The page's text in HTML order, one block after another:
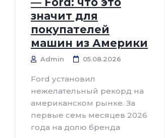
значит для
покупателей
машин из Америки
Admin 05.08.2026
Ford установил
нежелательный рекорд на
американском рынке. За
первые семь месяцев 2026
года на долю бренда